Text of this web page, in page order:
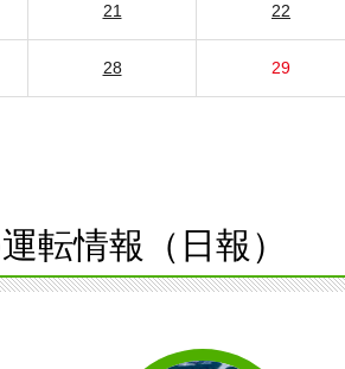
21 22
28 29
転情報（日報）